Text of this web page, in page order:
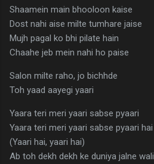
Shaamein main bhooloon kaise
Dost nahi aise milte tumhare jaise
Mujh pagal ko bhi pilate hain
Chaahe jeb mein nahi ho paise
Salon milte raho, jo bichhde
Toh yaad aayegi yaari
Yaara teri meri yaari sabse pyaari
Yaara teri meri yaari sabse pyaari hai
(Yaari hai, yaari hai)
Ab toh dekh dekh ke duniya jalne wali